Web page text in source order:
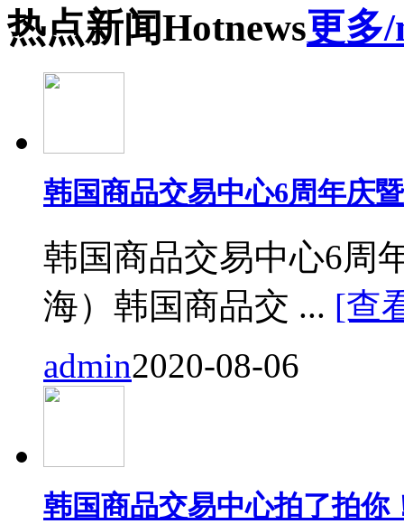
热点新闻Hotnews更多
韩国商品交易中心6周年庆
韩国商品交易中心6周
海）韩国商品交 ... [查
admin2020-08-06
韩国商品交易中心拍了拍你